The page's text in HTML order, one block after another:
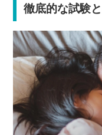
徹底的な試験